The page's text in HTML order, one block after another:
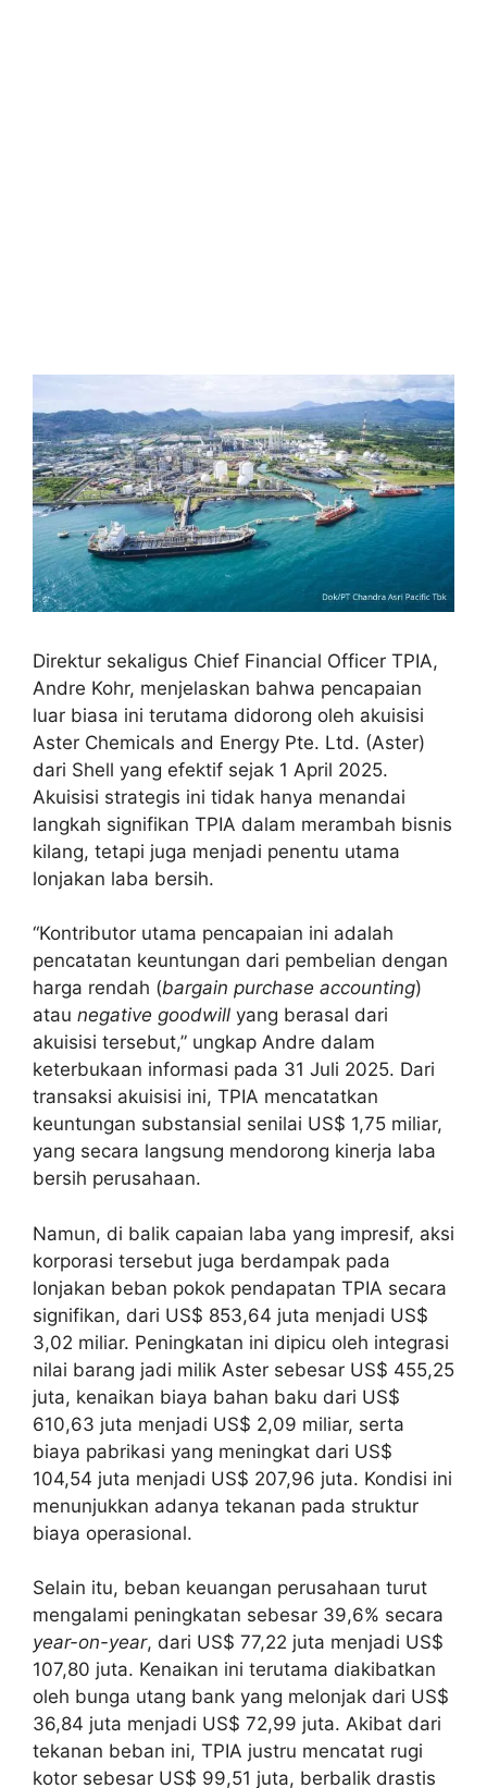
Direktur sekaligus Chief Financial Officer TPIA,
Andre Kohr, menjelaskan bahwa pencapaian
luar biasa ini terutama didorong oleh akuisisi
Aster Chemicals and Energy Pte. Ltd. (Aster)
dari Shell yang efektif sejak 1 April 2025.
Akuisisi strategis ini tidak hanya menandai
langkah signifikan TPIA dalam merambah bisnis
kilang, tetapi juga menjadi penentu utama
lonjakan laba bersih.
“Kontributor utama pencapaian ini adalah
pencatatan keuntungan dari pembelian dengan
harga rendah (bargain purchase accounting)
atau negative goodwill yang berasal dari
akuisisi tersebut,” ungkap Andre dalam
keterbukaan informasi pada 31 Juli 2025. Dari
transaksi akuisisi ini, TPIA mencatatkan
keuntungan substansial senilai US$ 1,75 miliar,
yang secara langsung mendorong kinerja laba
bersih perusahaan.
Namun, di balik capaian laba yang impresif, aksi
korporasi tersebut juga berdampak pada
lonjakan beban pokok pendapatan TPIA secara
signifikan, dari US$ 853,64 juta menjadi US$
3,02 miliar. Peningkatan ini dipicu oleh integrasi
nilai barang jadi milik Aster sebesar US$ 455,25
juta, kenaikan biaya bahan baku dari US$
610,63 juta menjadi US$ 2,09 miliar, serta
biaya pabrikasi yang meningkat dari US$
104,54 juta menjadi US$ 207,96 juta. Kondisi ini
menunjukkan adanya tekanan pada struktur
biaya operasional.
Selain itu, beban keuangan perusahaan turut
mengalami peningkatan sebesar 39,6% secara
year-on-year, dari US$ 77,22 juta menjadi US$
107,80 juta. Kenaikan ini terutama diakibatkan
oleh bunga utang bank yang melonjak dari US$
36,84 juta menjadi US$ 72,99 juta. Akibat dari
tekanan beban ini, TPIA justru mencatat rugi
kotor sebesar US$ 99,51 juta, berbalik drastis